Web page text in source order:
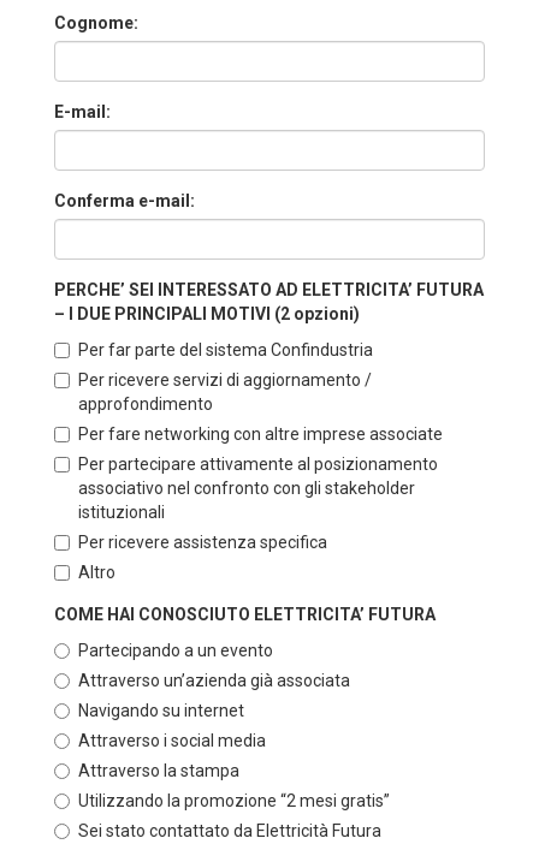
Cognome:
E-mail:
Conferma e-mail:
PERCHE’ SEI INTERESSATO AD ELETTRICITA’ FUTURA
– I DUE PRINCIPALI MOTIVI (2 opzioni)
Per far parte del sistema Confindustria
Per ricevere servizi di aggiornamento /
approfondimento
Per fare networking con altre imprese associate
Per partecipare attivamente al posizionamento
associativo nel confronto con gli stakeholder
istituzionali
Per ricevere assistenza specifica
Altro
COME HAI CONOSCIUTO ELETTRICITA’ FUTURA
Partecipando a un evento
Attraverso un’azienda già associata
Navigando su internet
Attraverso i social media
Attraverso la stampa
Utilizzando la promozione “2 mesi gratis”
Sei stato contattato da Elettricità Futura